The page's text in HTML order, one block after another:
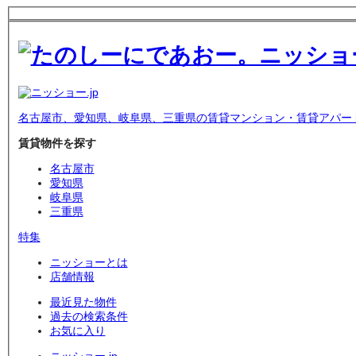
名古屋市、愛知県、岐阜県、三重県の賃貸マンション・賃貸アパー
賃貸物件を探す
名古屋市
愛知県
岐阜県
三重県
特集
ニッショーとは
店舗情報
最近見た物件
過去の検索条件
お気に入り